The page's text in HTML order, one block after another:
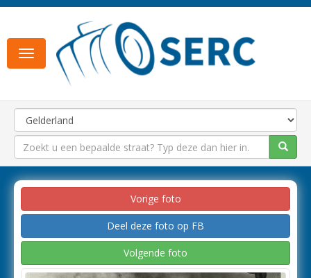
Toggle
navigation
Vorige foto
Deel deze foto op FB
Volgende foto